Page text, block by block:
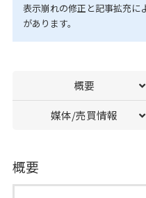
表示崩れの修正と記事拡充に
があります。
概要
媒体/売買情報
概要